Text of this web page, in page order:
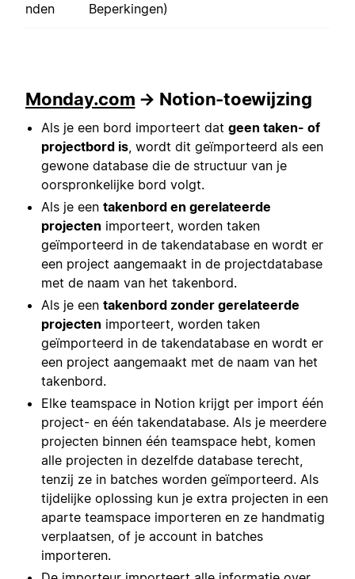
nden
Beperkingen)
Monday.com → Notion-toewijzing
Als je een bord importeert dat geen taken- of
projectbord is, wordt dit geïmporteerd als een
gewone database die de structuur van je
oorspronkelijke bord volgt.
Als je een takenbord en gerelateerde
projecten importeert, worden taken
geïmporteerd in de takendatabase en wordt er
een project aangemaakt in de projectdatabase
met de naam van het takenbord.
Als je een takenbord zonder gerelateerde
projecten importeert, worden taken
geïmporteerd in de takendatabase en wordt er
een project aangemaakt met de naam van het
takenbord.
Elke teamspace in Notion krijgt per import één
project- en één takendatabase. Als je meerdere
projecten binnen één teamspace hebt, komen
alle projecten in dezelfde database terecht,
tenzij ze in batches worden geïmporteerd. Als
tijdelijke oplossing kun je extra projecten in een
aparte teamspace importeren en ze handmatig
verplaatsen, of je account in batches
importeren.